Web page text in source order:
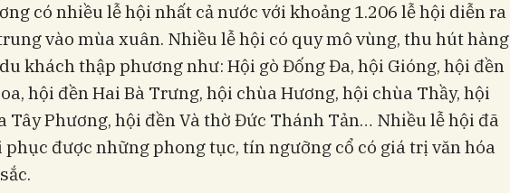
có nhiều lễ hội nhất cả nước với khoảng 1.206 lễ hội diễn ra
vào mùa xuân. Nhiều lễ hội có quy mô vùng, thu hút hàng
khách thập phương như: Hội gò Đống Đa, hội Gióng, hội đền
hội đền Hai Bà Trưng, hội chùa Hương, hội chùa Thầy, hội
Tây Phương, hội đền Và thờ Đức Thánh Tản… Nhiều lễ hội đã
phục được những phong tục, tín ngưỡng cổ có giá trị văn hóa